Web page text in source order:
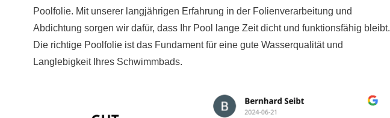
Poolfolie. Mit unserer langjährigen Erfahrung in der Folienverarbeitung und
Abdichtung sorgen wir dafür, dass Ihr Pool lange Zeit dicht und funktionsfähig bleibt.
Die richtige Poolfolie ist das Fundament für eine gute Wasserqualität und
Langlebigkeit Ihres Schwimmbads.